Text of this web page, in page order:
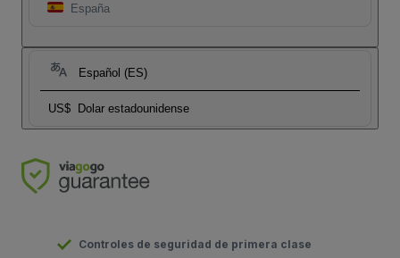
España
Español (ES)
US$ Dolar estadounidense
Controles de seguridad de primera clase